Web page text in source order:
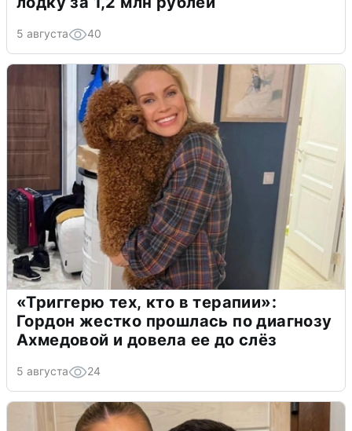
5 августа 40
«Триггерю тех, кто в терапии»:
Гордон жестко прошлась по диагнозу
Ахмедовой и довела ее до слёз
5 августа 24